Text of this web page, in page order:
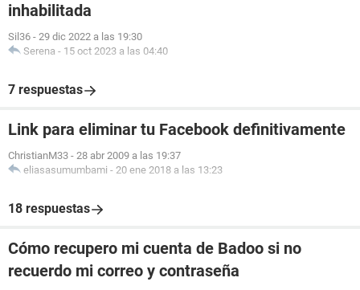
inhabilitada
Sil36 - 29 dic 2022 a las 19:30
Serena - 15 oct 2023 a las 04:40
7 respuestas
Link para eliminar tu Facebook definitivamente
ChristianM33 - 28 abr 2009 a las 19:37
eliasasumumbami - 20 ene 2018 a las 13:23
18 respuestas
Cómo recupero mi cuenta de Badoo si no
recuerdo mi correo y contraseña